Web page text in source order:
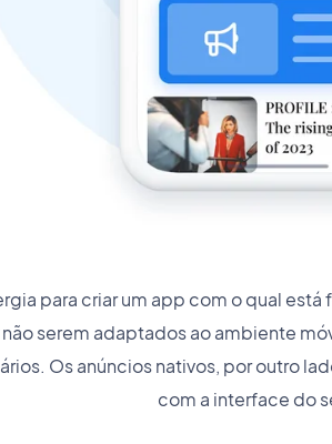
para criar um app com o qual
serem adaptados ao ambiente
Os anúncios nativos, por outro
com a interface do